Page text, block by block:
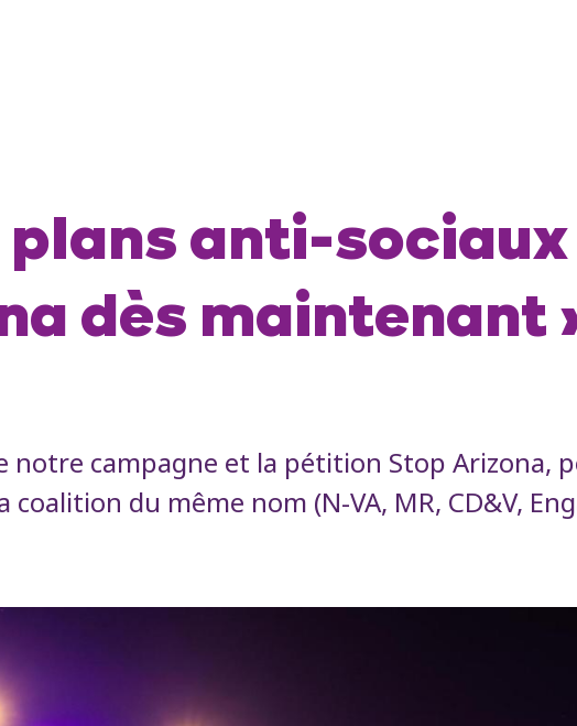
anti-sociaux
dès maintenant
notre campagne et la pétition Stop Arizona,
du même nom (N-VA, MR, CD&V,